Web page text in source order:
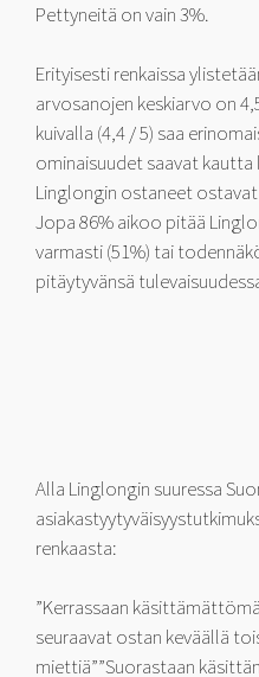
Pettyneitä on vain 3%.
Erityisesti renkaissa
arvosanojen keskiarvo on
kuivalla (4,4 / 5) saa
ominaisuudet saavat
Linglongin ostaneet
Jopa 86% aikoo pitää
varmasti (51%) tai
pitäytyvänsä
Alla Linglongin suuressa
renkaasta:
”Kerrassaan
seuraavat ostan keväällä
miettiä””Suorastaan